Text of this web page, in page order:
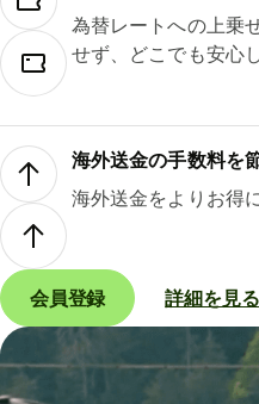
為替レートへの上乗
せず、どこでも安心
海外送金の手数料を
海外送金をよりお得
会員登録 詳細を見る